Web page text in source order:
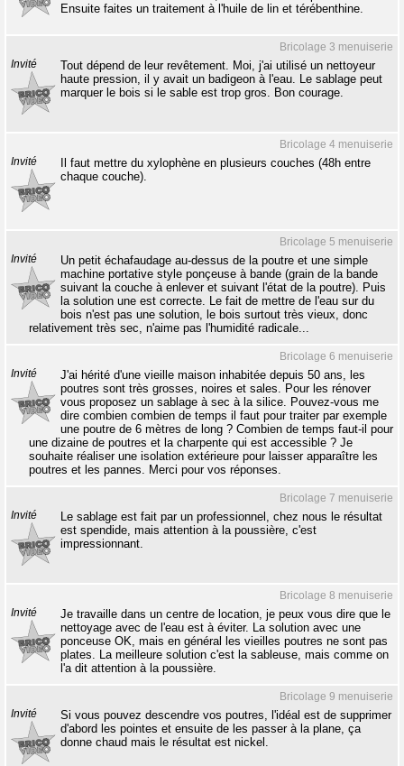
Ensuite faites un traitement à l'huile de lin et térébenthine.
Bricolage 3 menuiserie
Invité
Tout dépend de leur revêtement. Moi, j'ai utilisé un nettoyeur
haute pression, il y avait un badigeon à l'eau. Le sablage peut
marquer le bois si le sable est trop gros. Bon courage.
Bricolage 4 menuiserie
Invité
Il faut mettre du xylophène en plusieurs couches (48h entre
chaque couche).
Bricolage 5 menuiserie
Invité
Un petit échafaudage au-dessus de la poutre et une simple
machine portative style ponçeuse à bande (grain de la bande
suivant la couche à enlever et suivant l'état de la poutre). Puis
la solution une est correcte. Le fait de mettre de l'eau sur du
bois n'est pas une solution, le bois surtout très vieux, donc
relativement très sec, n'aime pas l'humidité radicale...
Bricolage 6 menuiserie
Invité
J'ai hérité d'une vieille maison inhabitée depuis 50 ans, les
poutres sont très grosses, noires et sales. Pour les rénover
vous proposez un sablage à sec à la silice. Pouvez-vous me
dire combien combien de temps il faut pour traiter par exemple
une poutre de 6 mètres de long ? Combien de temps faut-il pour
une dizaine de poutres et la charpente qui est accessible ? Je
souhaite réaliser une isolation extérieure pour laisser apparaître les
poutres et les pannes. Merci pour vos réponses.
Bricolage 7 menuiserie
Invité
Le sablage est fait par un professionnel, chez nous le résultat
est spendide, mais attention à la poussière, c'est
impressionnant.
Bricolage 8 menuiserie
Invité
Je travaille dans un centre de location, je peux vous dire que le
nettoyage avec de l'eau est à éviter. La solution avec une
ponceuse OK, mais en général les vieilles poutres ne sont pas
plates. La meilleure solution c'est la sableuse, mais comme on
l'a dit attention à la poussière.
Bricolage 9 menuiserie
Invité
Si vous pouvez descendre vos poutres, l'idéal est de supprimer
d'abord les pointes et ensuite de les passer à la plane, ça
donne chaud mais le résultat est nickel.